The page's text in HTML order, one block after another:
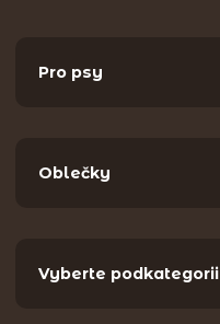
Pro psy
Oblečky
Vyberte podkategorii